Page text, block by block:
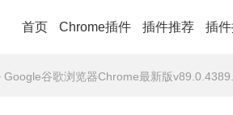
首页 Chrome插件 插件推荐 插
Google谷歌浏览器Chrome最新版